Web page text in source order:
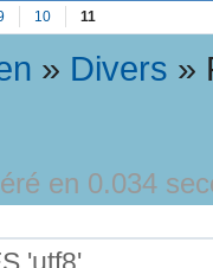
10 11
» Divers »
en 0.034
'utf8'